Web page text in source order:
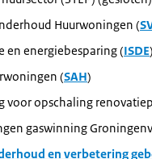
Huurwoningen (
en energiebesparing (ISDE)
(SAH)
voor opschaling
gaswinning
en verbetering